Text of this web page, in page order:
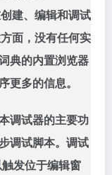
建、编辑和调试
面，没有任何实
典的内置浏览器
更多的信息。
调试器的主要功
调试脚本。调试
发位于编辑窗